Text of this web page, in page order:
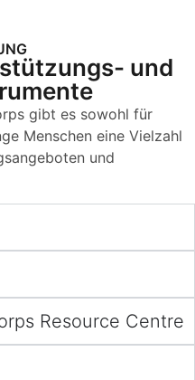
und
gibt es sowohl für
Menschen eine Vielzahl
und
Resource Centre